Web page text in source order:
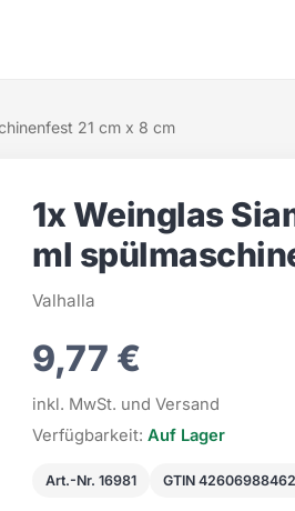
21 cm x 8 cm
1x Weinglas
ml
Valhalla
9,77 €
inkl. MwSt. und Versand
Verfügbarkeit: Auf Lager
Art.-Nr. 16981 GTIN